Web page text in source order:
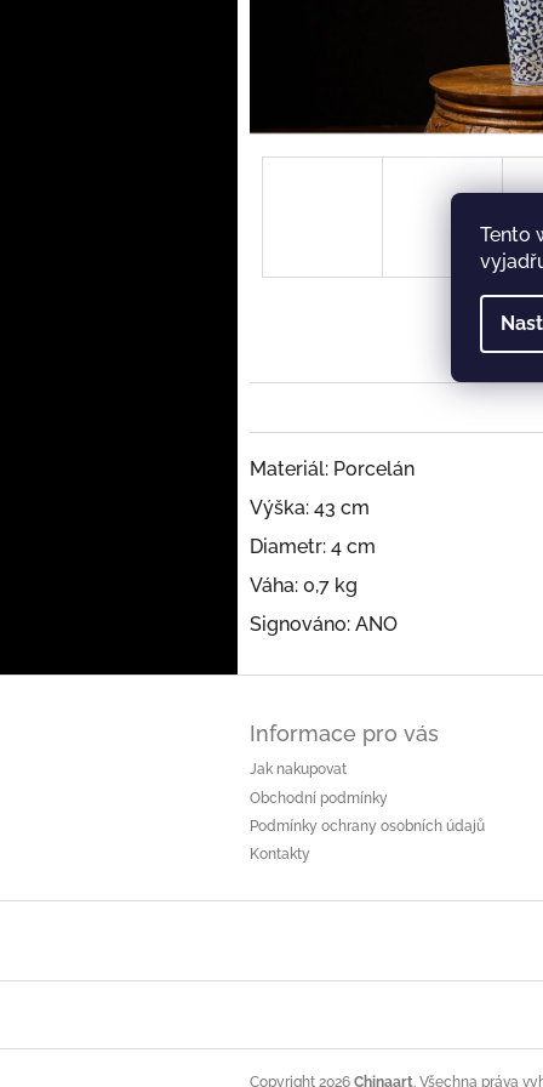
Tento
Materiál: Porcelán
Výška: 43 cm
Diametr: 4 cm
Váha: 0,7 kg
Signováno: ANO
Informace pro vás
Jak nakupovat
Obchodní podmínky
Podmínky ochrany osobních údajů
Kontakty
Copyright 2026 Chinaart. Všechna práva